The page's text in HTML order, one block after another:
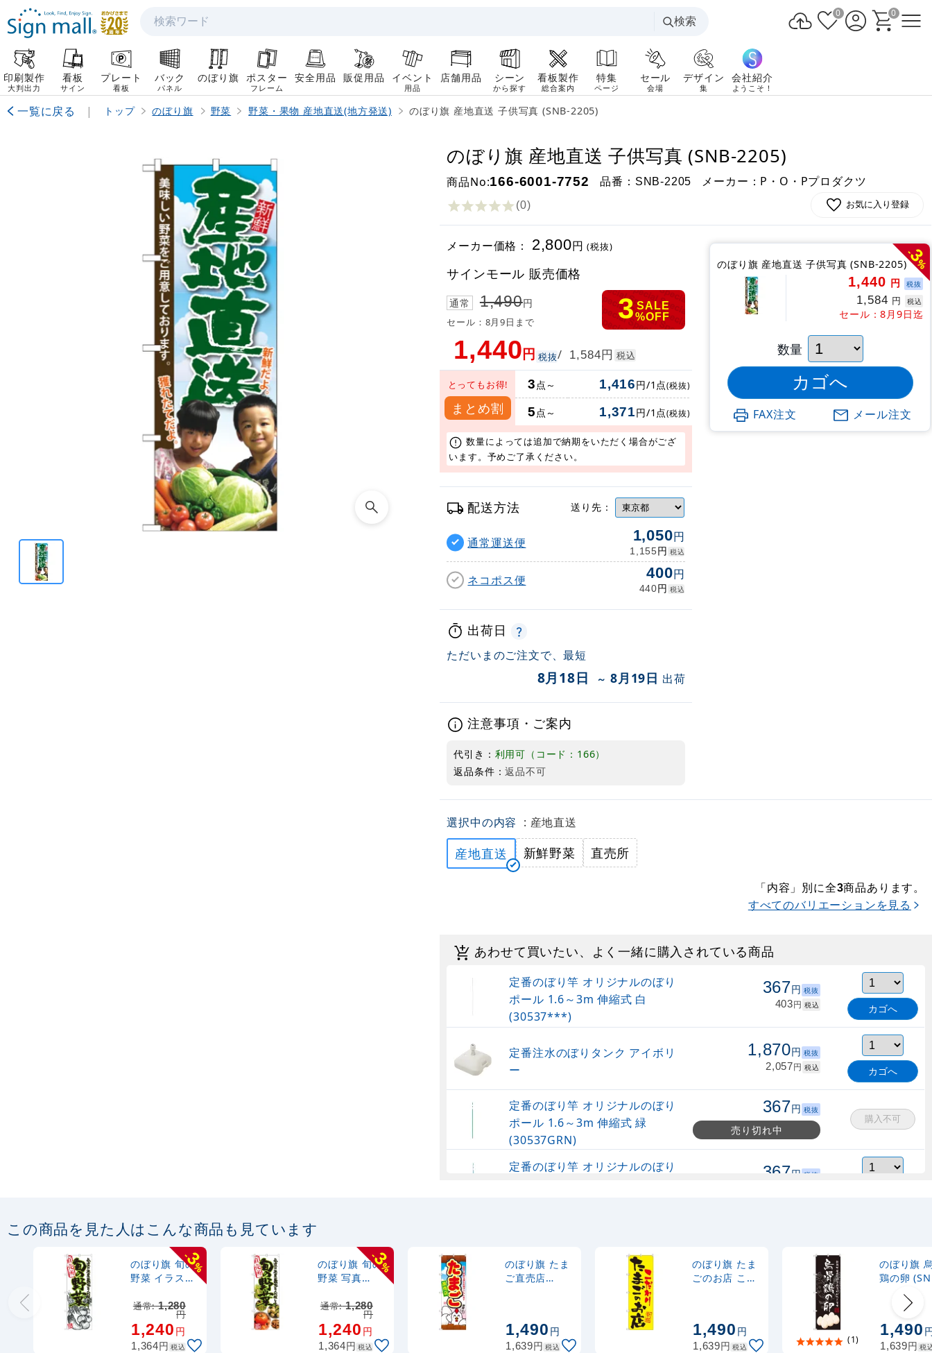
検索
検索
0 0
印刷製作
大判出力
看板
サイン
プレート
看板
バック
パネル
のぼり旗 ポスター
フレーム
安全用品 販促用品 イベント
用品
店舗用品 シーン
から探す
看板製作
総合案内
特集
ページ
セール
会場
デザイン
集
会社紹介
ようこそ！
一覧に戻る | トップ のぼり旗 野菜 野菜・果物 産地直送(地方発送) のぼり旗 産地直送 子供写真 (SNB-2205)
のぼり旗 産地直送 子供写真 (SNB-2205)
商品No:166-6001-7752 品番： SNB-2205 メーカー：P・O・Pプロダクツ
(0) お気に入り登録
メーカー価格： 2,800円(税抜)
サインモール 販売価格
通常 1,490円
セール：8月9日まで 3SALE
%OFF
1,440円 税抜/ 1,584円 税込
とってもお得!
まとめ割
3点～ 1,416円/1点(税抜)
5点～ 1,371円/1点(税抜)
数量によっては追加で納期をいただく場合がござ
います。予めご了承ください。
配送方法 送り先：
通常運送便 1,050円
1,155円 税込
ネコポス便 400円
440円 税込
出荷日
ただいまのご注文で、最短
8月18日 ～ 8月19日 出荷
注意事項・ご案内
代引き： 利用可（コード：166）
返品条件：返品不可
-
3
%
のぼり旗 産地直送 子供写真 (SNB-2205)
1,440 円 税抜
1,584 円 税込
セール：8月9日迄
数量
FAX注文 メール注文
選択中の内容 : 産地直送
産地直送 新鮮野菜 直売所
「内容」別に全3商品あります。
すべてのバリエーションを見る
あわせて買いたい、よく一緒に購入されている商品
定番のぼり竿 オリジナルのぼり
ポール 1.6～3m 伸縮式 白
(30537***)
367円 税抜
403円 税込 カゴへ
定番注水のぼりタンク アイボリ
ー
1,870円 税抜
2,057円 税込 カゴへ
定番のぼり竿 オリジナルのぼり
ポール 1.6～3m 伸縮式 緑
(30537GRN)
367円 税抜
売り切れ中
購入不可
定番のぼり竿 オリジナルのぼり
367円 税抜
(30537BLK)
注水型マルチのぼりスタンド
税抜
税込
この商品を見た人はこんな商品も見ています
-
3
%
のぼり旗 旬の
野菜 イラスト
通常:1,280
円
1,240円
1,364円 税込
-
3
%
のぼり旗 旬の
野菜 写真
通常:1,280
円
1,240円
1,364円 税込
のぼり旗 たま
ご直売店
1,490円
1,639円 税込
のぼり旗 たま
ごのお店 こだ
1,490円
1,639円 税込
(1)
のぼり旗
鶏の卵
2160)
1,490
1,639円 税